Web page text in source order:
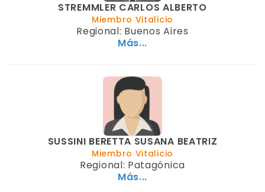
STREMMLER CARLOS ALBERTO
Miembro Vitalicio
Regional: Buenos Aires
Más...
SUSSINI BERETTA SUSANA BEATRIZ
Miembro Vitalicio
Regional: Patagónica
Más...